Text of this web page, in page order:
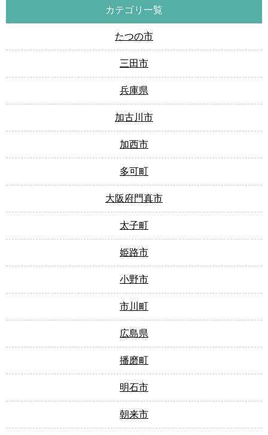
カテゴリ一覧
たつの市
三田市
兵庫県
加古川市
加西市
多可町
大阪府門真市
太子町
姫路市
小野市
市川町
広島県
播磨町
明石市
朝来市